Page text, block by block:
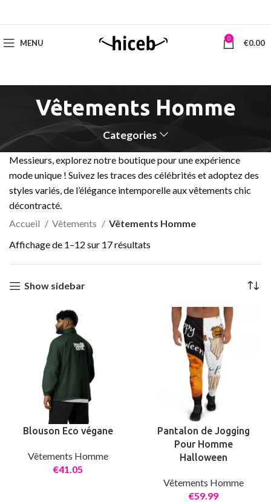
MENU 0 €0.00
Vêtements Homme
Categories
Messieurs, explorez notre boutique pour une expérience
mode unique ! Suivez les traces des célébrités et adoptez des
styles variés, de l’élégance intemporelle aux vêtements chic
décontracté.
Accueil
Vêtements
Vêtements Homme
Affichage de 1–12 sur 17 résultats
Show sidebar
Blouson Eco végane
Vêtements Homme
€
Pantalon de Jogging
Pour Homme
Halloween
Vêtements Homme
€